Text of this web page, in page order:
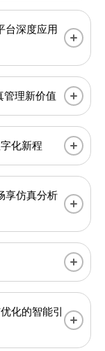
台深度应用
管理新价值
化新程
享仿真分析
化的智能引